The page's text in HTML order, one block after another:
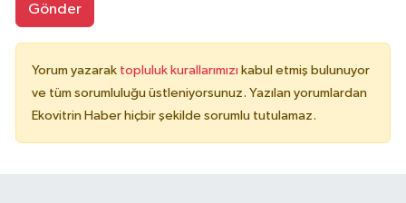
Gönder
Yorum yazarak topluluk kurallarımızı kabul etmiş bulunuyor
ve tüm sorumluluğu üstleniyorsunuz. Yazılan yorumlardan
Ekovitrin Haber hiçbir şekilde sorumlu tutulamaz.